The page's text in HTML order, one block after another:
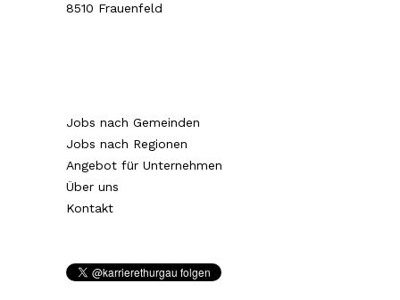
8510 Frauenfeld
Jobs nach Gemeinden
Jobs nach Regionen
Angebot für Unternehmen
Über uns
Kontakt